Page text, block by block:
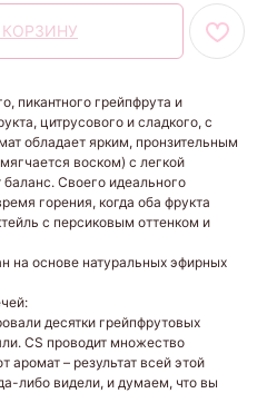
пикантного грейпфрута и
цитрусового и сладкого, с
обладает ярким, пронзительным
воском) с легкой
Своего идеального
горения, когда оба фрукта
с персиковым оттенком и
на основе натуральных эфирных
десятки грейпфрутовых
CS проводит множество
аромат – результат всей этой
либо видели, и думаем, что вы